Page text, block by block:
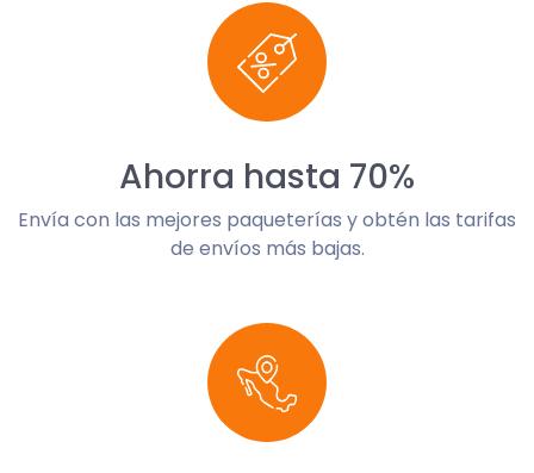
Ahorra hasta 70%
Envía con las mejores paqueterías y obtén las tarifas
de envíos más bajas.